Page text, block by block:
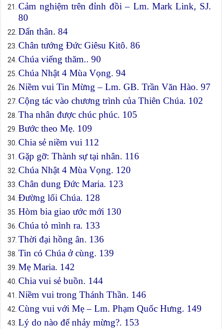
Cảm nghiệm trên đỉnh đồi – Lm. Mark Link, SJ.
80
Dấn thân. 84
Chân tướng Đức Giêsu Kitô. 86
Chúa viếng thăm.. 90
Chúa Nhật 4 Mùa Vọng. 94
Niềm vui Tin Mừng – Lm. GB. Trần Văn Hào. 97
Cộng tác vào chương trình của Thiên Chúa. 102
Tha nhân được chúc phúc. 105
Bước theo Mẹ. 109
Chia sẻ niềm vui 112
Gặp gỡ: Thành sự tại nhân. 116
Chúa Nhật 4 Mùa Vọng. 120
Chân dung Đức Maria. 123
Đường lối Chúa. 128
Hòm bia giao ước mới 130
Chúa tỏ mình ra. 133
Thời đại hồng ân. 136
Tin có Chúa ở cùng. 139
Mẹ Maria. 142
Chia vui sẻ buồn. 144
Niềm vui trong Thánh Thần. 146
Cùng vui với Mẹ – Lm. Phạm Quốc Hưng. 149
Lý do nào để nhảy mừng?. 153